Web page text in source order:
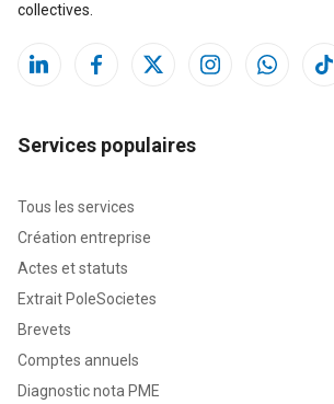
collectives.
Services populaires
Tous les services
Création entreprise
Actes et statuts
Extrait PoleSocietes
Brevets
Comptes annuels
Diagnostic nota PME